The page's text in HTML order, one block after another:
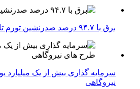
برق با ۹۴.۷ درصد صدرنشین تورم تابستانی!
سرمایه گذاری بیش از یک میلیارد
نیروگاهی